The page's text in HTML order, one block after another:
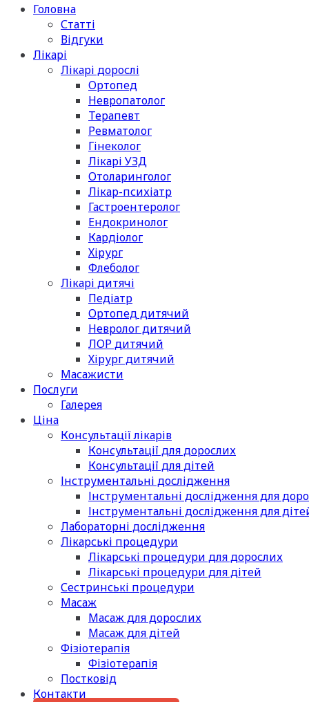
Головна
Статті
Відгуки
Лікарі
Лікарі дорослі
Ортопед
Невропатолог
Терапевт
Ревматолог
Гінеколог
Лікарі УЗД
Отоларинголог
Лікар-психіатр
Гастроентеролог
Ендокринолог
Кардіолог
Хірург
Флеболог
Лікарі дитячі
Педіатр
Ортопед дитячий
Невролог дитячий
ЛОР дитячий
Хірург дитячий
Масажисти
Послуги
Галерея
Ціна
Консультації лікарів
Консультації для дорослих
Консультації для дітей
Інструментальні дослідження
Інструментальні дослідження для
Інструментальні дослідження для
Лабораторні дослідження
Лікарські процедури
Лікарські процедури для дорослих
Лікарські процедури для дітей
Сестринські процедури
Масаж
Масаж для дорослих
Масаж для дітей
Фізіотерапія
Фізіотерапія
Постковід
Контакти